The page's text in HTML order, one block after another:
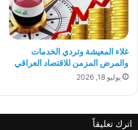
غلاء المعيشة وتردي الخدمات
والمرض المزمن للاقتصاد العراقي
يوليو 18, 2026
اترك تعليقاً